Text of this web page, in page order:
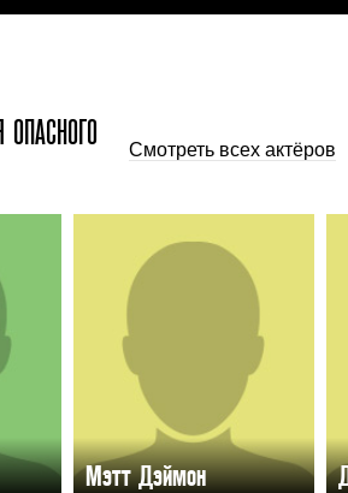
ОПАСНОГО
Смотреть всех актёров
Мэтт Дэймон